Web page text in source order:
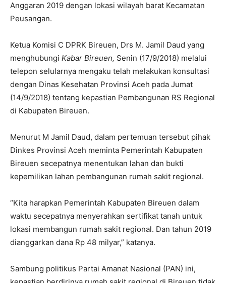
Anggaran 2019 dengan lokasi wilayah barat Kecamatan
Peusangan.
Ketua Komisi C DPRK Bireuen, Drs M. Jamil Daud yang
menghubungi Kabar Bireuen, Senin (17/9/2018) melalui
telepon selularnya mengaku telah melakukan konsultasi
dengan Dinas Kesehatan Provinsi Aceh pada Jumat
(14/9/2018) tentang kepastian Pembangunan RS Regional
di Kabupaten Bireuen.
Menurut M Jamil Daud, dalam pertemuan tersebut pihak
Dinkes Provinsi Aceh meminta Pemerintah Kabupaten
Bireuen secepatnya menentukan lahan dan bukti
kepemilikan lahan pembangunan rumah sakit regional.
“Kita harapkan Pemerintah Kabupaten Bireuen dalam
waktu secepatnya menyerahkan sertifikat tanah untuk
lokasi membangun rumah sakit regional. Dan tahun 2019
dianggarkan dana Rp 48 milyar,” katanya.
Sambung politikus Partai Amanat Nasional (PAN) ini,